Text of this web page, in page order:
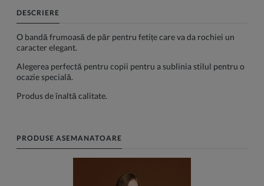
DESCRIERE
O bandă frumoasă de păr pentru fetițe care va da rochiei un
caracter elegant.
Alegerea perfectă pentru copii pentru a sublinia stilul pentru o
ocazie specială.
Produs de înaltă calitate.
PRODUSE ASEMANATOARE